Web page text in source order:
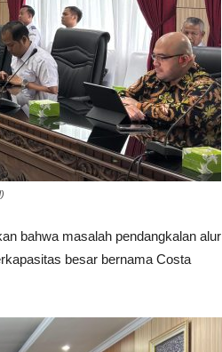
bahwa masalah pendangkalan alur
besar bernama Costa